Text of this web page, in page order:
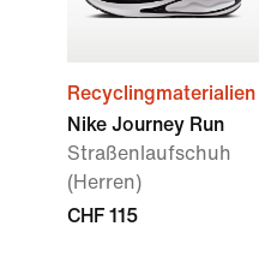
Recyclingmaterialien
Nike Journey Run
Straßenlaufschuh
(Herren)
CHF 115